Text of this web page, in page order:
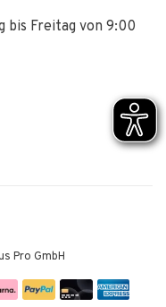
bis Freitag von 9:00
Pro GmbH